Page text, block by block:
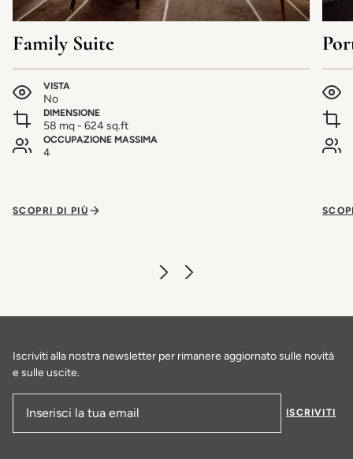
Family Suite
VISTA
No
DIMENSIONE
58 mq - 624 sq.ft
OCCUPAZIONE MASSIMA
4
SCOPRI DI PIÙ
Iscriviti alla nostra newsletter per rimanere aggiornato sulle novità
e sulle uscite.
ISCRIVITI